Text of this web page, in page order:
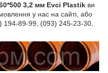
3,2 мм Evci Plastik ви
у нас на сайті, або
194-89-99, (093) 245-23-30,